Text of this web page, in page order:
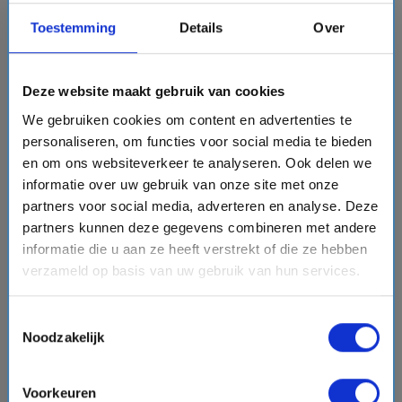
Toestemming Details Over
Deze website maakt gebruik van cookies
We gebruiken cookies om content en advertenties te
personaliseren, om functies voor social media te bieden
en om ons websiteverkeer te analyseren. Ook delen we
informatie over uw gebruik van onze site met onze
partners voor social media, adverteren en analyse. Deze
partners kunnen deze gegevens combineren met andere
informatie die u aan ze heeft verstrekt of die ze hebben
verzameld op basis van uw gebruik van hun services.
Noodzakelijk
Voorkeuren
directions_boat
Bekijk cruise
favorite
chevron_right
12 daagse West-Middellandse Zee cruise met de
Azamara Cruises